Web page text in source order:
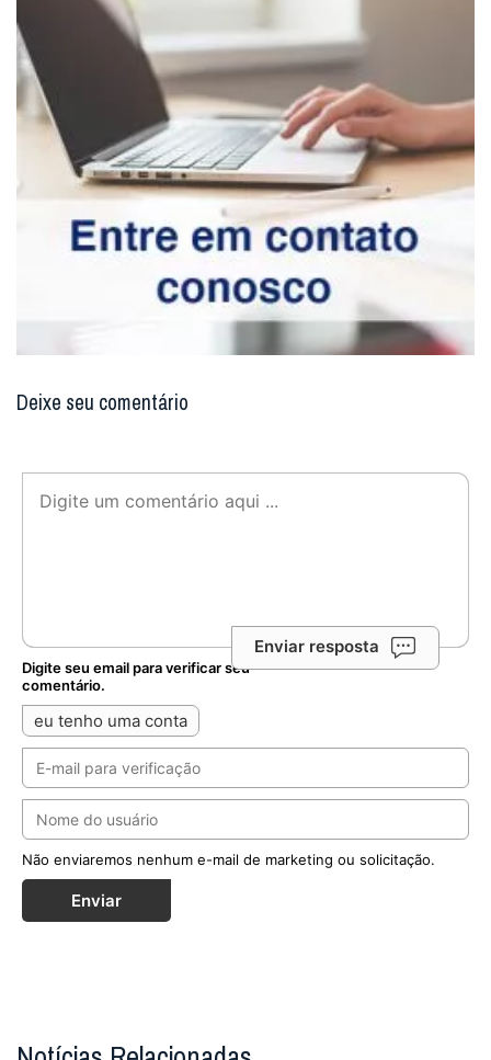
Deixe seu comentário
Enviar resposta
Digite seu email para verificar seu
comentário.
eu tenho uma conta
Não enviaremos nenhum e-mail de marketing ou solicitação.
Enviar